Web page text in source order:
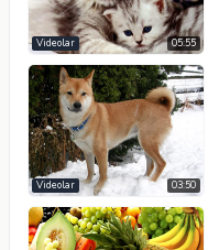
Otomatik oynat
Kontrolleri göster
Döngü
Genişlik
05:55
Videolar
03:50
Videolar